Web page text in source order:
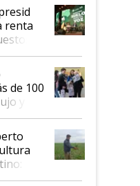
renta
50
de 100
y